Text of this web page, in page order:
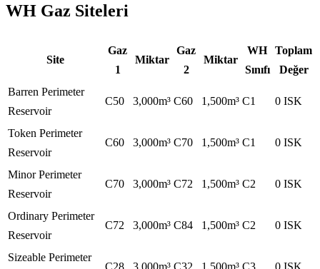
WH Gaz Siteleri
Site
Gaz
1
Miktar
Gaz
2
Miktar
WH
Sınıfı
Toplam
Değer
Barren Perimeter
Reservoir
C50 3,000m³ C60 1,500m³ C1 0 ISK
Token Perimeter
Reservoir
C60 3,000m³ C70 1,500m³ C1 0 ISK
Minor Perimeter
Reservoir
C70 3,000m³ C72 1,500m³ C2 0 ISK
Ordinary Perimeter
Reservoir
C72 3,000m³ C84 1,500m³ C2 0 ISK
Sizeable Perimeter